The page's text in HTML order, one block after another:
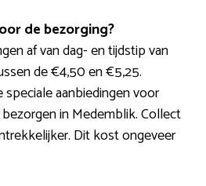
de bezorging?
af van dag- en tijdstip van
de €4,50 en €5,25.
aanbiedingen voor
in Medemblik. Collect
Dit kost ongeveer